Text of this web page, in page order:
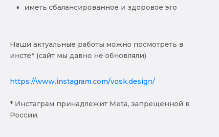
иметь сбалансированное и здоровое эго
Наши актуальные работы можно посмотреть в
инсте* (сайт мы давно не обновляли)
https://www.instagram.com/vosk.design/
* Инстаграм принадлежит Meta, запрещенной в
России.